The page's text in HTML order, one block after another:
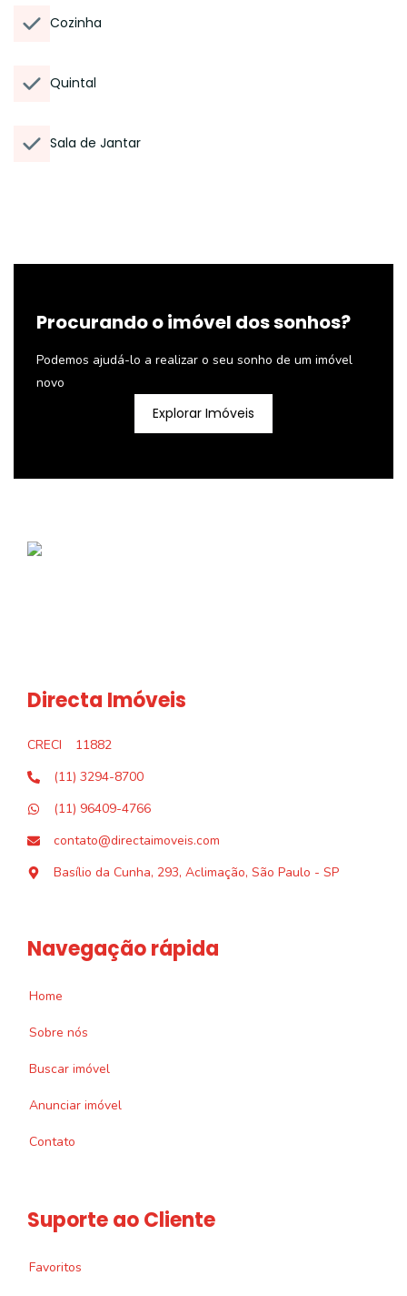
Cozinha
Quintal
Sala de Jantar
Procurando o imóvel dos sonhos?
Podemos ajudá-lo a realizar o seu sonho de um imóvel
novo
Explorar Imóveis
Directa Imóveis
CRECI
11882
(11) 3294-8700
(11) 96409-4766
contato@directaimoveis.com
Basílio da Cunha, 293, Aclimação, São Paulo - SP
Navegação rápida
Home
Sobre nós
Buscar imóvel
Anunciar imóvel
Contato
Suporte ao Cliente
Favoritos